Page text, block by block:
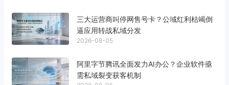
三大运营商叫停网售号卡？公域红利枯竭倒
逼应用转战私域分发
2026-08-05
阿里字节腾讯全面发力AI办公？企业软件亟
需私域裂变获客机制